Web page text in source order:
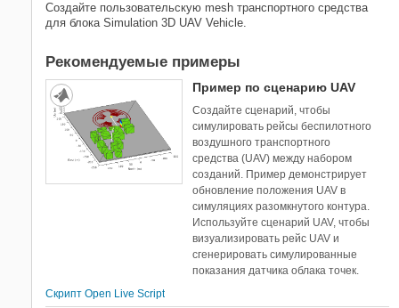
Создайте пользовательскую mesh транспортного средства
для блока Simulation 3D UAV Vehicle.
Рекомендуемые примеры
Пример по сценарию UAV
Создайте сценарий, чтобы
симулировать рейсы беспилотного
воздушного транспортного
средства (UAV) между набором
созданий. Пример демонстрирует
обновление положения UAV в
симуляциях разомкнутого контура.
Используйте сценарий UAV, чтобы
визуализировать рейс UAV и
сгенерировать симулированные
показания датчика облака точек.
Скрипт Open Live Script